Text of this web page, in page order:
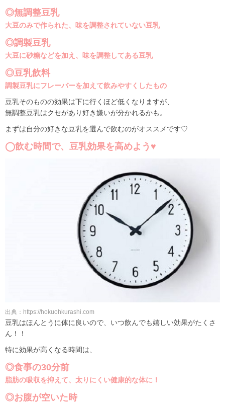
◎無調整豆乳
大豆のみで作られた、味を調整されていない豆乳
◎調製豆乳
大豆に砂糖などを加え、味を調整してある豆乳
◎豆乳飲料
調製豆乳にフレーバーを加えて飲みやすくしたもの
豆乳そのものの効果は下に行くほど低くなりますが、
無調整豆乳はクセがあり好き嫌いが分かれるかも。
まずは自分の好きな豆乳を選んで飲むのがオススメです♡
◯飲む時間で、豆乳効果を高めよう♥
出典：https://hokuohkurashi.com
豆乳はほんとうに体に良いので、いつ飲んでも嬉しい効果がたくさ
ん！！
特に効果が高くなる時間は、
◎食事の30分前
脂肪の吸収を抑えて、太りにくい健康的な体に！
◎お腹が空いた時